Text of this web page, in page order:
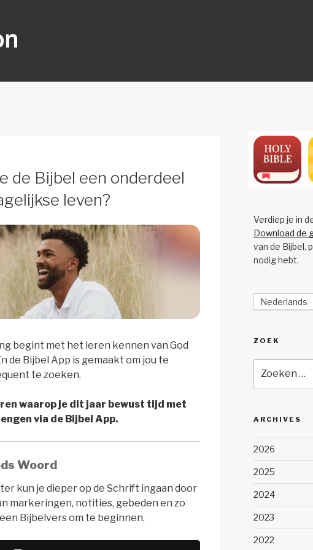
de Bijbel een onderdeel
leven?
begint met het leren kennen van God
de Bijbel App is gemaakt om jou te
te zoeken.
waarop je dit jaar bewust tijd met
via de Bijbel App.
Woord
kun je dieper op de Schrift ingaan door
markeringen, notities, gebeden en zo
Bijbelvers om te beginnen.
Verdiep je in
Download de
van de Bijbel,
nodig hebt.
Nederlands
ZOEK
naar:
ARCHIVES
2026
2025
2024
2023
2022